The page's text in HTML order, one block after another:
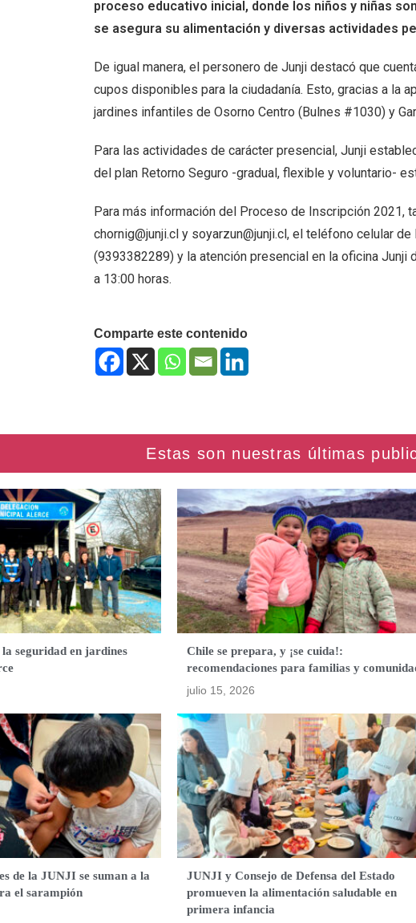
proceso educativo inicial, donde los niños y niñas
se asegura su alimentación y diversas actividades
De igual manera, el personero de Junji destacó que
cupos disponibles para la ciudadanía. Esto, gracias a la
jardines infantiles de Osorno Centro (Bulnes #1030) y
Para las actividades de carácter presencial, Junji
del plan Retorno Seguro -gradual, flexible y voluntario-
Para más información del Proceso de Inscripción 2021,
chornig@junji.cl y soyarzun@junji.cl, el teléfono celular
(9393382289) y la atención presencial en la oficina
a 13:00 horas.
Comparte este contenido
seguridad en jardines
Chile se prepara, y ¡se cuida!:
recomendaciones para familias y
julio 15, 2026
de la JUNJI se suman a la
el sarampión
JUNJI y Consejo de Defensa del Estado
promueven la alimentación saludable en
primera infancia